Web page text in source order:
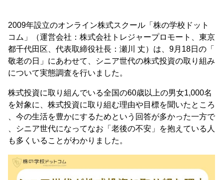
2009年設立のオンライン株式スクール「株の学校ドット
コム」（運営会社：株式会社トレジャープロモート、東京
都千代田区、代表取締役社長：瀬川 丈）は、9月18日の「
敬老の日」にあわせて、シニア世代の株式投資の取り組み
について実態調査を行いました。
株式投資に取り組んでいる全国の60歳以上の男女1,000名
を対象に、株式投資に取り組む理由や目標を聞いたところ
、今の生活を豊かにするためという回答が多かった一方で
、シニア世代になってなお「老後の不安」を抱えている人
も多くいることがわかりました。